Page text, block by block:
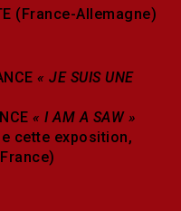
(France-Allemagne)
« JE SUIS UNE
« I AM A SAW »
cette exposition,